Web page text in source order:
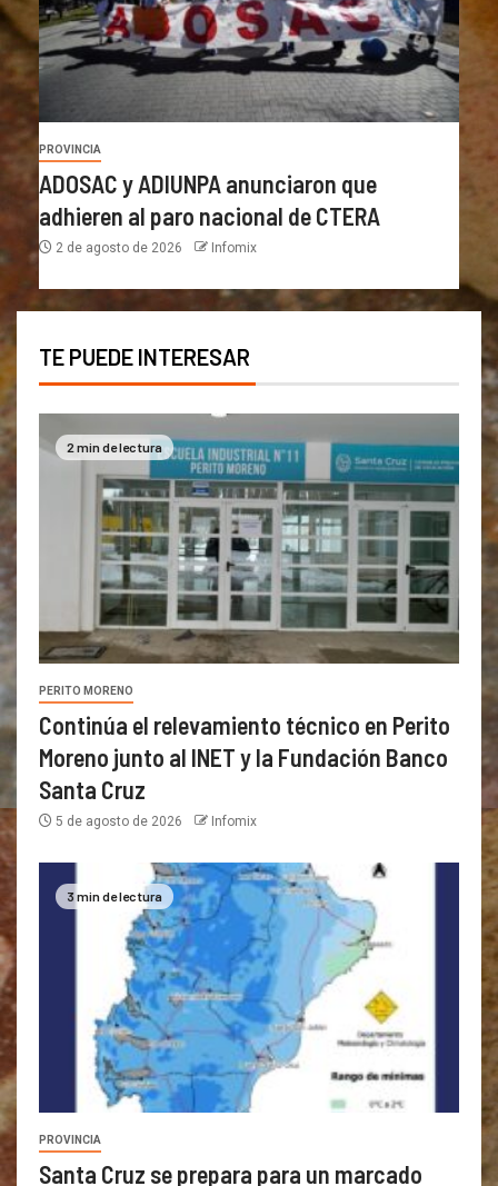
PROVINCIA
ADOSAC y ADIUNPA anunciaron que
adhieren al paro nacional de CTERA
2 de agosto de 2026 Infomix
TE PUEDE INTERESAR
2 min de lectura
PERITO MORENO
Continúa el relevamiento técnico en Perito
Moreno junto al INET y la Fundación Banco
Santa Cruz
5 de agosto de 2026 Infomix
3 min de lectura
PROVINCIA
Santa Cruz se prepara para un marcado